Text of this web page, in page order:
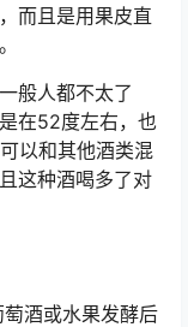
而且是用果皮直
般人都不太了
在52度左右，也
以和其他酒类混
这种酒喝多了对
酒或水果发酵后